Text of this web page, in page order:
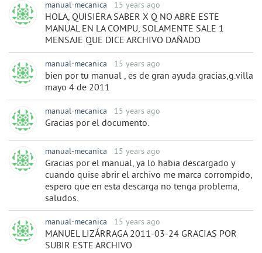
manual-mecanica 15 years ago
HOLA, QUISIERA SABER X Q NO ABRE ESTE
MANUAL EN LA COMPU, SOLAMENTE SALE 1
MENSAJE QUE DICE ARCHIVO DAÑADO
manual-mecanica 15 years ago
bien por tu manual , es de gran ayuda gracias,g.villa
mayo 4 de 2011
manual-mecanica 15 years ago
Gracias por el documento.
manual-mecanica 15 years ago
Gracias por el manual, ya lo habia descargado y
cuando quise abrir el archivo me marca corrompido,
espero que en esta descarga no tenga problema,
saludos.
manual-mecanica 15 years ago
MANUEL LIZÁRRAGA 2011-03-24 GRACIAS POR
SUBIR ESTE ARCHIVO